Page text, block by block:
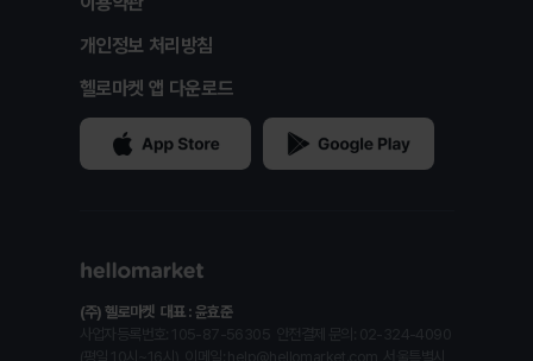
개인정보 처리방침
헬로마켓 앱 다운로드
(주) 헬로마켓 대표 : 윤효준